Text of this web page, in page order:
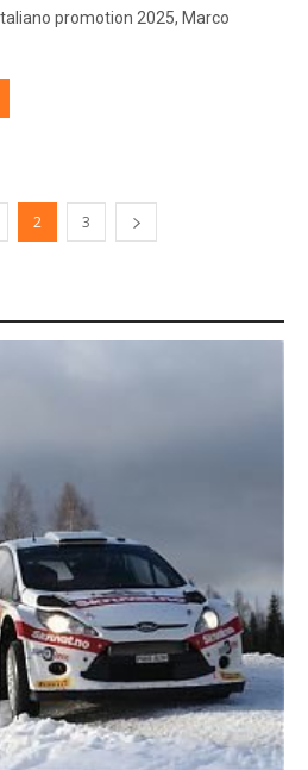
promotion 2025, Marco
2 3